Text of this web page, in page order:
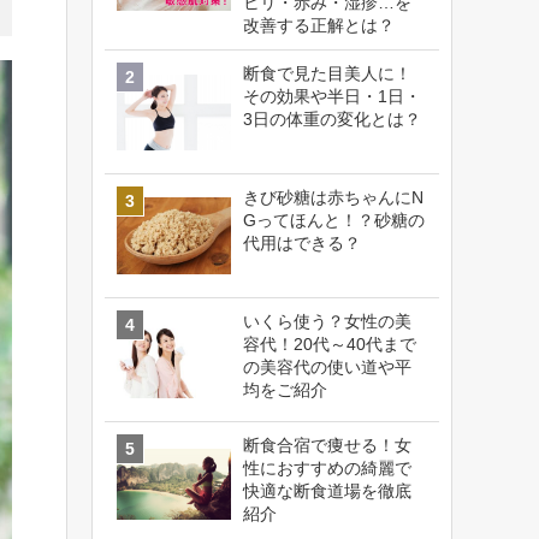
改善する正解とは？
断食で見た目美人に！
その効果や半日・1日・
3日の体重の変化とは？
きび砂糖は赤ちゃんにN
Gってほんと！？砂糖の
代用はできる？
いくら使う？女性の美
容代！20代～40代まで
の美容代の使い道や平
均をご紹介
断食合宿で痩せる！女
性におすすめの綺麗で
快適な断食道場を徹底
紹介